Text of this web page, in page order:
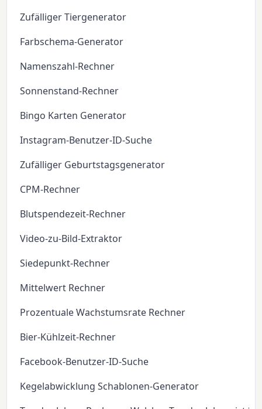
Zufälliger Tiergenerator
Farbschema-Generator
Namenszahl-Rechner
Sonnenstand-Rechner
Bingo Karten Generator
Instagram-Benutzer-ID-Suche
Zufälliger Geburtstagsgenerator
CPM-Rechner
Blutspendezeit-Rechner
Video-zu-Bild-Extraktor
Siedepunkt-Rechner
Mittelwert Rechner
Prozentuale Wachstumsrate Rechner
Bier-Kühlzeit-Rechner
Facebook-Benutzer-ID-Suche
Kegelabwicklung Schablonen-Generator